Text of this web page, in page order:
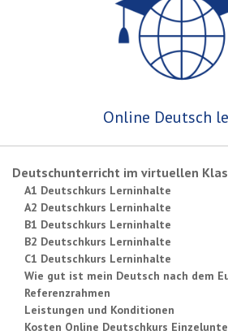
Online Deutsch
Deutschunterricht im virtuellen
A1 Deutschkurs Lerninhalte
A2 Deutschkurs Lerninhalte
B1 Deutschkurs Lerninhalte
B2 Deutschkurs Lerninhalte
C1 Deutschkurs Lerninhalte
Wie gut ist mein Deutsch nach dem
Referenzrahmen
Leistungen und Konditionen
Kosten Online Deutschkurs